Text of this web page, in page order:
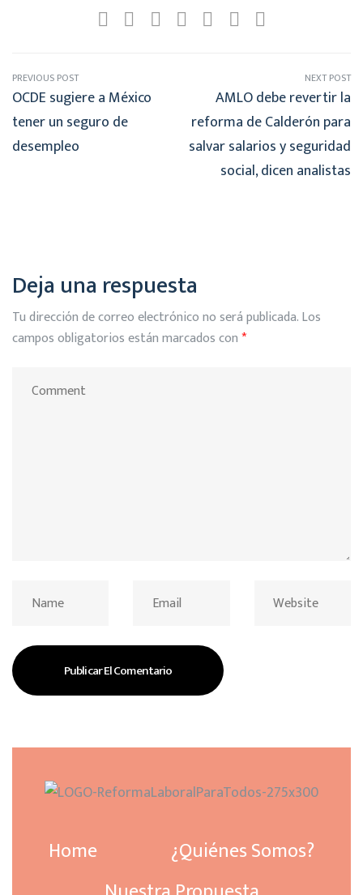
PREVIOUS POST
OCDE sugiere a México
tener un seguro de
desempleo
NEXT POST
AMLO debe revertir la
reforma de Calderón para
salvar salarios y seguridad
social, dicen analistas
Deja una respuesta
Tu dirección de correo electrónico no será publicada.Los
campos obligatorios están marcados con*
Home
¿Quiénes Somos?